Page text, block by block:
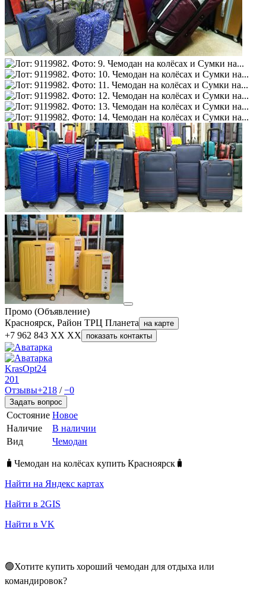
Промо (Объявление)
Красноярск, Район ТРЦ Планета
на карте
+7 962 843 XX XX показать контакты
KrasOpt24
201
Отзывы+218 /−0
Задать вопрос
Состояние Новое
Наличие
В наличии
Вид
Чемодан
🧳Чемодан на колёсах купить Красноярск🧳
Найти на Яндекс картах
Найти в 2GIS
Найти в VK
🟢Хотите купить хороший чемодан для отдыха или
командировок?